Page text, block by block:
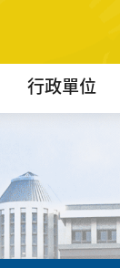
行政單位